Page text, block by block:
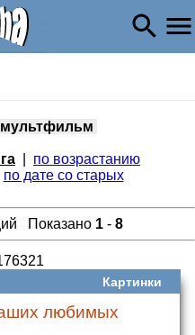
мультфильм
по возрастанию
по дате со старых
Показано 1- 8
Картинки
любимых